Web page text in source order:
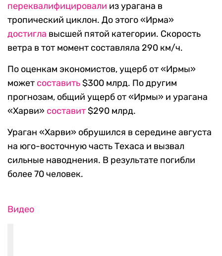
переквалифицировали из урагана в
тропический циклон. До этого «Ирма»
достигла высшей пятой категории. Скорость
ветра в тот момент составляла 290 км/ч.
По оценкам экономистов, ущерб от «Ирмы»
может составить$300 млрд. По другим
прогнозам, общий ущерб от «Ирмы» и урагана
«Харви» составит$290 млрд.
Ураган «Харви» обрушился в середине августа
на юго-восточную часть Техаса и вызвал
сильные наводнения. В результате погибли
более 70 человек.
Видео